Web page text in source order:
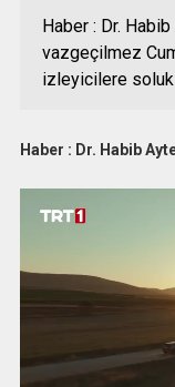
Haber : Dr.
vazgeçilmez
izleyicilere
Haber : Dr. Habib
oynatıcı